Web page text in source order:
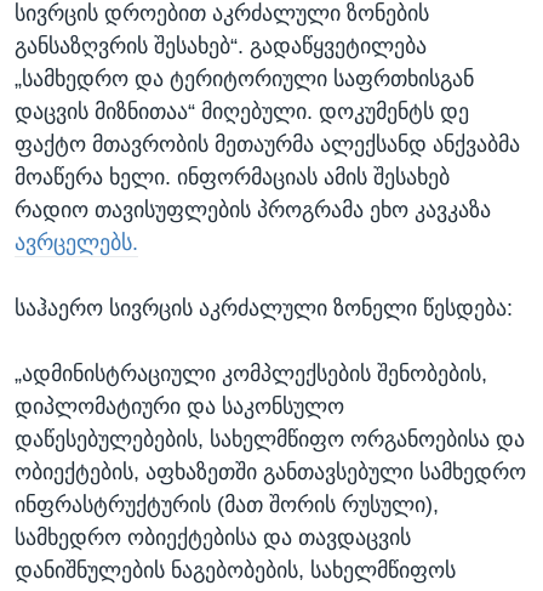
სივრცის დროებით აკრძალული ზონების
განსაზღვრის შესახებ“. გადაწყვეტილება
„სამხედრო და ტერიტორიული საფრთხისგან
დაცვის მიზნითაა“ მიღებული. დოკუმენტს დე
ფაქტო მთავრობის მეთაურმა ალექსანდ ანქვაბმა
მოაწერა ხელი. ინფორმაციას ამის შესახებ
რადიო თავისუფლების პროგრამა ეხო კავკაზა
ავრცელებს.
საჰაერო სივრცის აკრძალული ზონელი წესდება:
„ადმინისტრაციული კომპლექსების შენობების,
დიპლომატიური და საკონსულო
დაწესებულებების, სახელმწიფო ორგანოებისა და
ობიექტების, აფხაზეთში განთავსებული სამხედრო
ინფრასტრუქტურის (მათ შორის რუსული),
სამხედრო ობიექტებისა და თავდაცვის
დანიშნულების ნაგებობების, სახელმწიფოს